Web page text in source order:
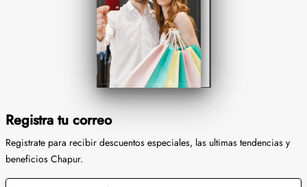
Registra tu correo
Registrate para recibir descuentos especiales, las ultimas tendencias y
beneficios Chapur.